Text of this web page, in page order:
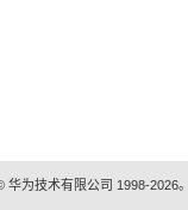
华为技术有限公司 1998-2026